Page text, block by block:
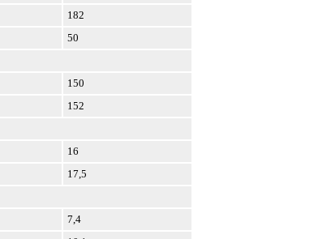
182
50
150
152
16
17,5
7,4